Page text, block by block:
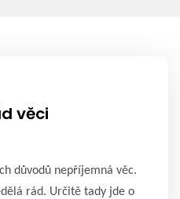
věci
důvodů nepříjemná věc.
rád. Určitě tady jde o